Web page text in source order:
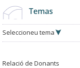
Temas
Seleccioneu tema
Relació de Donants